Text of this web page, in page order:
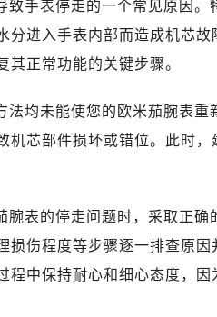
放碑渝中区民权路28号英利国
省大庆市萨尔图区会战大街欧米
鹤岗市向阳区红军路欧米茄售
省鸡西市鸡冠区红军路欧米茄售
省佳木斯市向阳区长安路欧米茄
省齐齐哈尔市龙沙区龙华路欧米
省双鸭山市尖山区新兴大街欧米
省绥化市北林区新华街与康庄
致手表停走的一个常见原因
分进入手表内部而造成机芯
其正常功能的关键步骤。
法均未能使您的欧米茄腕表
机芯部件损坏或错位。此时
腕表的停走问题时，采取正
损伤程度等步骤逐一排查原
程中保持耐心和细心态度，因